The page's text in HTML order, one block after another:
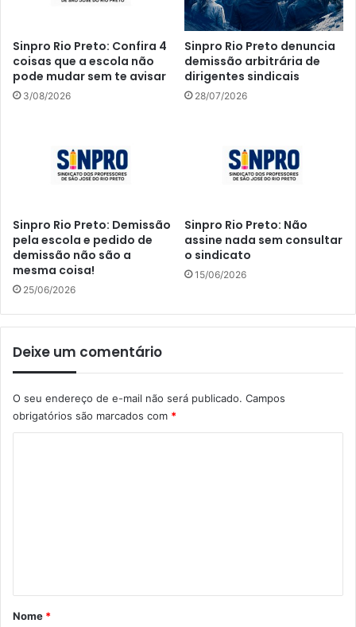
Sinpro Rio Preto: Confira 4
coisas que a escola não
pode mudar sem te avisar
3/08/2026
Sinpro Rio Preto denuncia
demissão arbitrária de
dirigentes sindicais
28/07/2026
Sinpro Rio Preto: Demissão
pela escola e pedido de
demissão não são a
mesma coisa!
25/06/2026
Sinpro Rio Preto: Não
assine nada sem consultar
o sindicato
15/06/2026
Deixe um comentário
O seu endereço de e-mail não será publicado. Campos
obrigatórios são marcados com *
rNome *